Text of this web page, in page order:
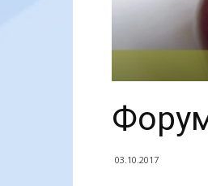
03.10.2017